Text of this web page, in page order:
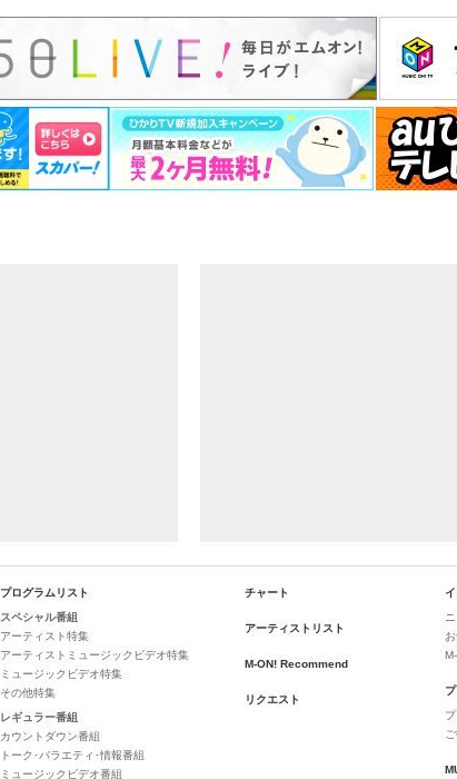
プログラムリスト
スペシャル番組
アーティスト特集
アーティストミュージックビデオ特集
ミュージックビデオ特集
その他特集
レギュラー番組
カウントダウン番組
トーク･バラエティ･情報番組
ミュージックビデオ番組
チャート
アーティストリスト
M-ON! Recommend
リクエスト